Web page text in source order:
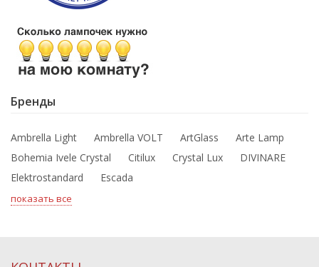
Бренды
Ambrella Light Ambrella VOLT ArtGlass
Arte Lamp
Bohemia Ivele Crystal
Citilux Crystal Lux
DIVINARE
Elektrostandard
Escada
показать все